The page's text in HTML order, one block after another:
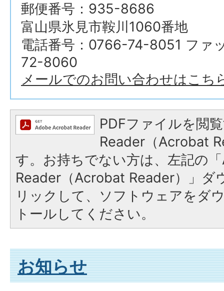
郵便番号：935-8686
富山県氷見市鞍川1060番地
電話番号：0766-74-8051 ファ
72-8060
メールでのお問い合わせはこち
PDFファイルを閲
Reader（Acrobat
す。お持ちでない方は、左記の
Reader（Acrobat Reader）」ダ
リックして、ソフトウェアをダ
トールしてください。
お知らせ